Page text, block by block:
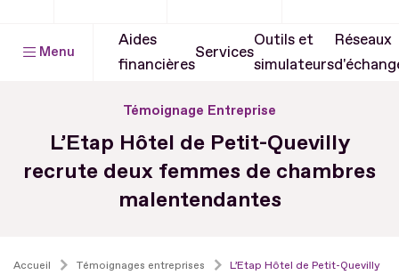
Menu
Aides
financières
Services
Outils et
simulateurs
Réseaux
Témoignage Entreprise
L’Etap Hôtel de Petit-Quevilly
recrute deux femmes de chambres
malentendantes
Accueil Témoignages entreprises
L’Etap Hôtel de Petit-Quevilly